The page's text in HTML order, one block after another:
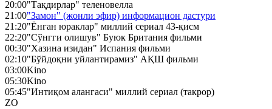
20:00"Тақдирлар" теленовелла
21:00"Замон" (жонли эфир) информацион дастури
21:20"Ёнган юраклар" миллий сериал 43-қисм
22:20"Сўнгги олишув" Буюк Британия фильми
00:30"Хазина изидан" Испания фильми
02:10"Бўйдоқни уйлантирамиз" АҚШ фильми
03:00Kino
05:30Kino
05:45"Интиқом алангаси" миллий сериал (такрор)
ZO